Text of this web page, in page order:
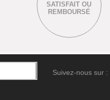
SATISFAIT OU
REMBOURSÉ
Suivez-nous sur :